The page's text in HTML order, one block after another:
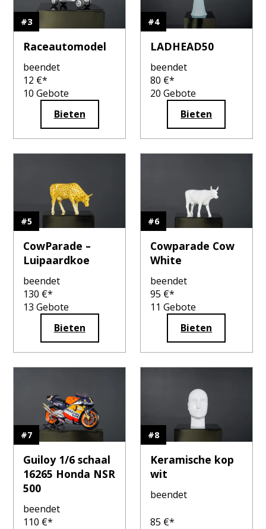
#3
Raceautomodel
beendet
12 €*
10 Gebote
Bieten
#4
LADHEAD50
beendet
80 €*
20 Gebote
Bieten
#5
CowParade –
Luipaardkoe
beendet
130 €*
13 Gebote
Bieten
#6
Cowparade Cow
White
beendet
95 €*
11 Gebote
Bieten
#7
Guiloy 1/6 schaal
16265 Honda NSR
500
beendet
110 €*
#8
Keramische kop
wit
beendet
85 €*